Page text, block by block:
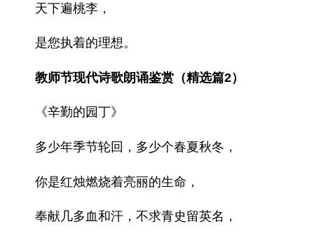
天下遍桃李，
是您执着的理想。
教师节现代诗歌朗诵鉴赏（精选篇2）
《辛勤的园丁》
多少年季节轮回，多少个春夏秋冬，
你是红烛燃烧着亮丽的生命，
奉献几多血和汗，不求青史留英名，